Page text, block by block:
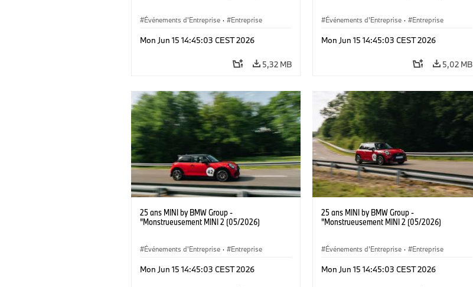
Événements d'Entreprise · Entreprise
Mon Jun 15 14:45:03 CEST 2026
5,32 MB
Événements d'Entreprise · Entreprise
Mon Jun 15 14:45:03 CEST 2026
5,02 MB
25 ans MINI by BMW Group -
"Monstrueusement MINI 2 (05/2026)
Événements d'Entreprise · Entreprise
Mon Jun 15 14:45:03 CEST 2026
25 ans MINI by BMW Group -
"Monstrueusement MINI 2 (05/2026)
Événements d'Entreprise · Entreprise
Mon Jun 15 14:45:03 CEST 2026